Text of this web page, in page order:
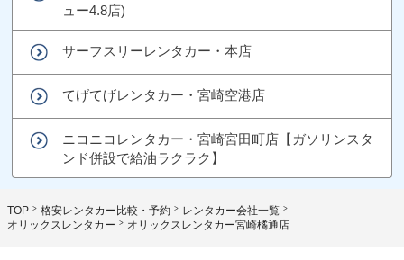
ュー4.8店)
サーフスリーレンタカー・本店
てげてげレンタカー・宮崎空港店
ニコニコレンタカー・宮崎宮田町店【ガソリンスタ
ンド併設で給油ラクラク】
TOP 格安レンタカー比較・予約
レンタカー会社一覧
オリックスレンタカー
オリックスレンタカー宮崎橘通店